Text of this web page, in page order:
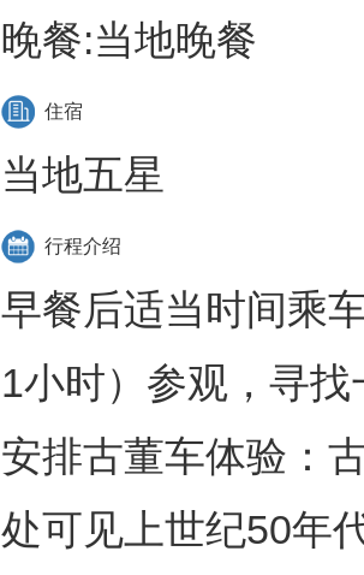
晚餐:当地晚餐
住宿
当地五星
行程介绍
早餐后适当时间乘
1小时）参观，寻
安排古董车体验：
处可见上世纪50年